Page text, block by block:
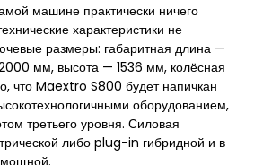
машине практически ничего
характеристики не
размеры: габаритная длина —
мм, высота — 1536 мм, колёсная
что Maextro S800 будет напичкан
оборудованием,
третьего уровня. Силовая
либо plug-in гибридной и в